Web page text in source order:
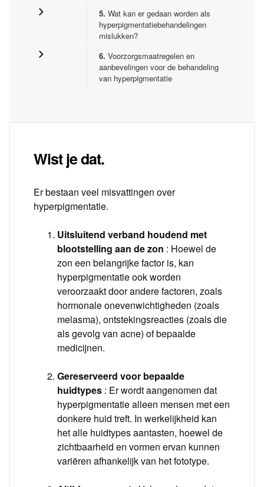
5. Wat kan er gedaan worden als
hyperpigmentatiebehandelingen
mislukken?
6. Voorzorgsmaatregelen en
aanbevelingen voor de behandeling
van hyperpigmentatie
Wist je dat.
Er bestaan veel misvattingen over
hyperpigmentatie.
Uitsluitend verband houdend met
blootstelling aan de zon : Hoewel de
zon een belangrijke factor is, kan
hyperpigmentatie ook worden
veroorzaakt door andere factoren, zoals
hormonale onevenwichtigheden (zoals
melasma), ontstekingsreacties (zoals die
als gevolg van acne) of bepaalde
medicijnen.
Gereserveerd voor bepaalde
huidtypes : Er wordt aangenomen dat
hyperpigmentatie alleen mensen met een
donkere huid treft. In werkelijkheid kan
het alle huidtypes aantasten, hoewel de
zichtbaarheid en vormen ervan kunnen
variëren afhankelijk van het fototype.